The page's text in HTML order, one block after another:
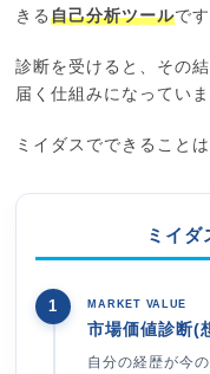
きる自己分析ツールです
診断を受けると、その
届く仕組みになっていま
ミイダスでできること
ミイダ
1 MARKET VALUE
市場価値診断(
自分の経歴が今